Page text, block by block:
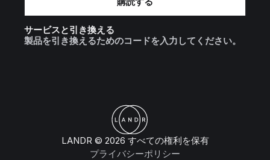
サービスと引き換える
製品を引き換えるためのコードを入力してください。
LANDR © 2026 すべての権利を保有
プライバシーポリシー